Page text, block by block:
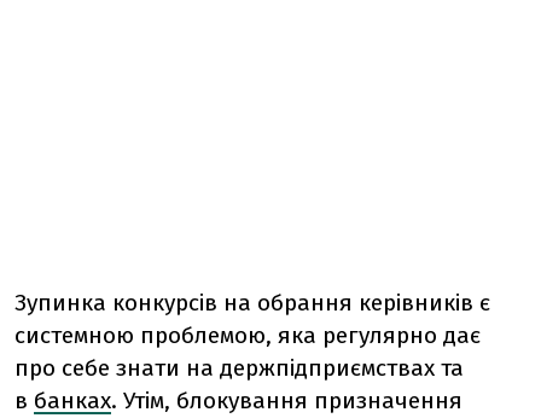
Зупинка конкурсів на обрання керівників є
системною проблемою, яка регулярно дає
про себе знати на держпідприємствах та
в банках. Утім, блокування призначення